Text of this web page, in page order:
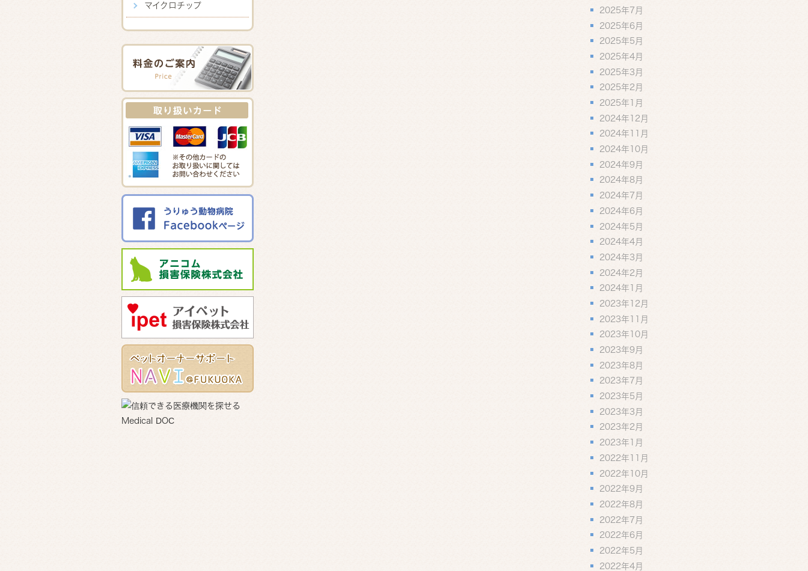
2025年7月
2025年6月
2025年5月
2025年4月
2025年3月
2025年2月
2025年1月
2024年12月
2024年11月
2024年10月
2024年9月
2024年8月
2024年7月
2024年6月
2024年5月
2024年4月
2024年3月
2024年2月
2024年1月
2023年12月
2023年11月
2023年10月
2023年9月
2023年8月
2023年7月
2023年5月
2023年3月
2023年2月
2023年1月
2022年11月
2022年10月
2022年9月
2022年8月
2022年7月
2022年6月
2022年5月
2022年4月
マイクロチップ